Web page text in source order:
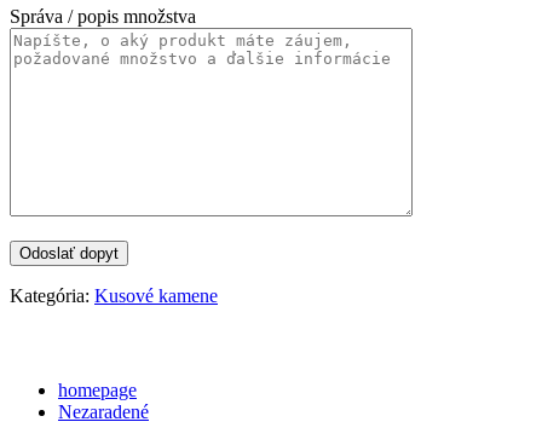
Správa / popis množstva
Kategória: Kusové kamene
homepage
Nezaradené